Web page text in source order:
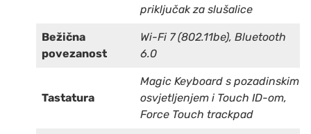
priključak za slušalice
Bežična
povezanost
Wi-Fi 7 (802.11be), Bluetooth
6.0
Tastatura
Magic Keyboard s pozadinskim
osvjetljenjem i Touch ID-om,
Force Touch trackpad